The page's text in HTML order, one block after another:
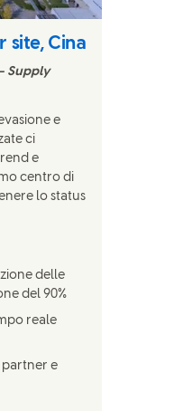
site, Cina
Supply
e
ci
e
centro di
lo status
delle
del 90%
reale
partner e